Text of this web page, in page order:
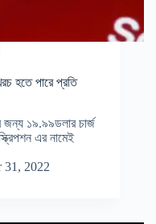
হতে পারে প্রতি
১৯.৯৯ডলার চার্জ
এর নামেই
31, 2022